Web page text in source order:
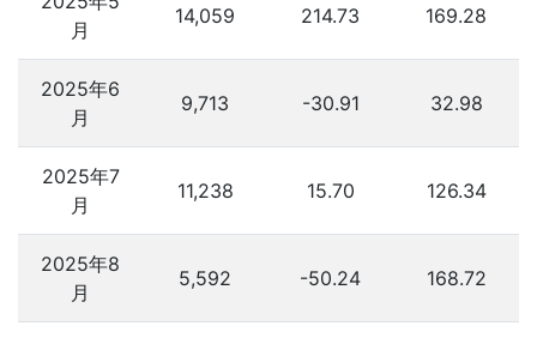
月
14,059 214.73 169.28
2025年6
月
9,713 -30.91 32.98
2025年7
月
11,238 15.70 126.34
2025年8
月
5,592 -50.24 168.72